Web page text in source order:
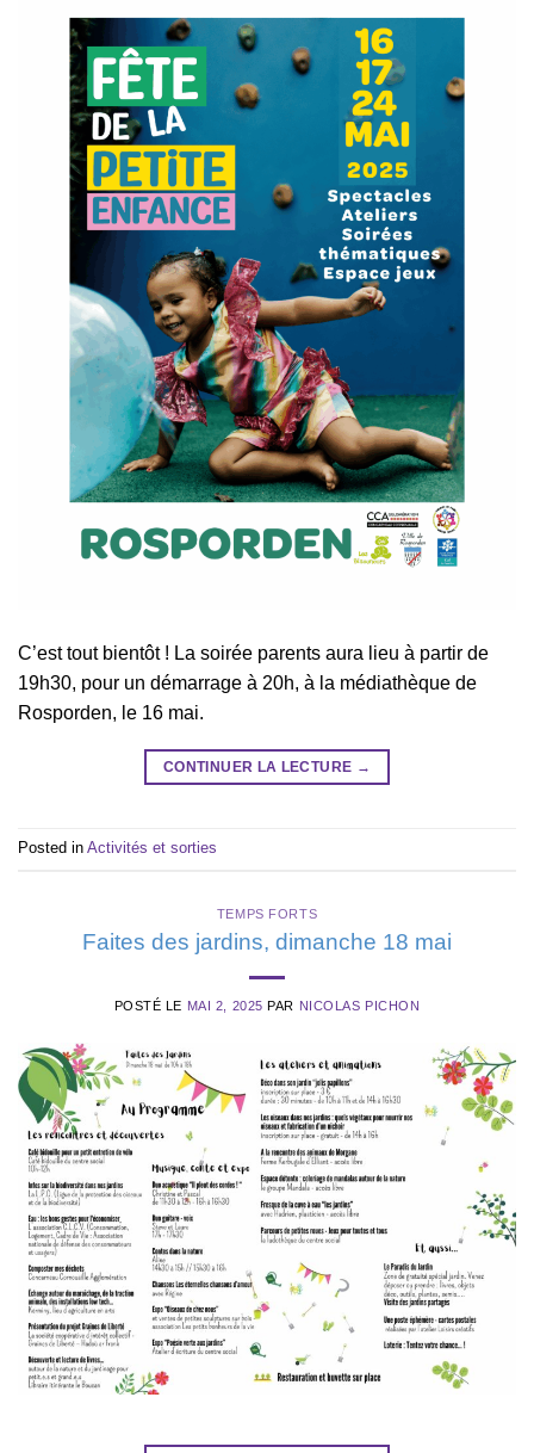
C’est tout bientôt ! La soirée parents aura lieu à partir de
19h30, pour un démarrage à 20h, à la médiathèque de
Rosporden, le 16 mai.
CONTINUER LA LECTURE →
Posted in Activités et sorties
TEMPS FORTS
Faites des jardins, dimanche 18 mai
POSTÉ LE MAI 2, 2025 PAR NICOLAS PICHON